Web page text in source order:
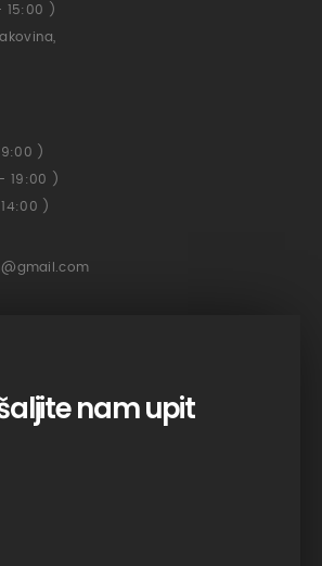
15:00 )
)
- 19:00 )
)
nam upit